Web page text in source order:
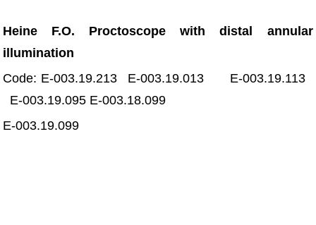
Heine F.O. Proctoscope with distal annular
illumination
Code: E-003.19.213 E-003.19.013 E-003.19.113
E-003.19.095 E-003.18.099
E-003.19.099